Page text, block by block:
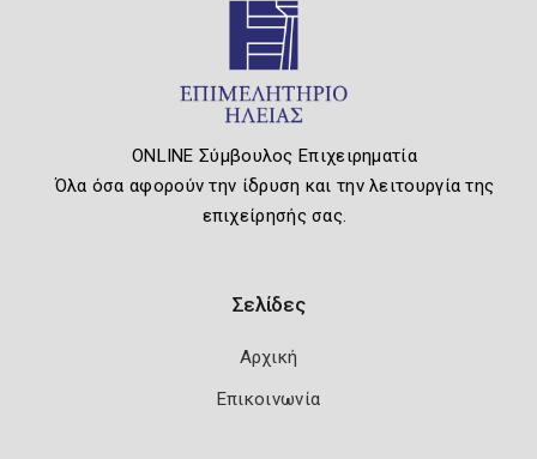
ONLINE Σύμβουλος Επιχειρηματία
Όλα όσα αφορούν την ίδρυση και την λειτουργία της
επιχείρησής σας.
Σελίδες
Αρχική
Επικοινωνία